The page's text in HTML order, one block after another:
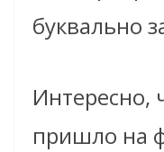
буквально
Интересно,
пришло на